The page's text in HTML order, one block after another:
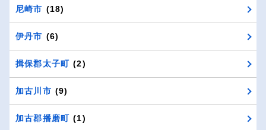
尼崎市 (18)
伊丹市 (6)
揖保郡太子町 (2)
加古川市 (9)
加古郡播磨町 (1)